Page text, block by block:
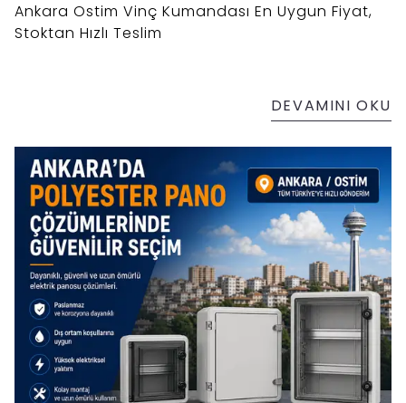
Ankara Ostim Vinç Kumandası En Uygun Fiyat,
Stoktan Hızlı Teslim
DEVAMINI OKU